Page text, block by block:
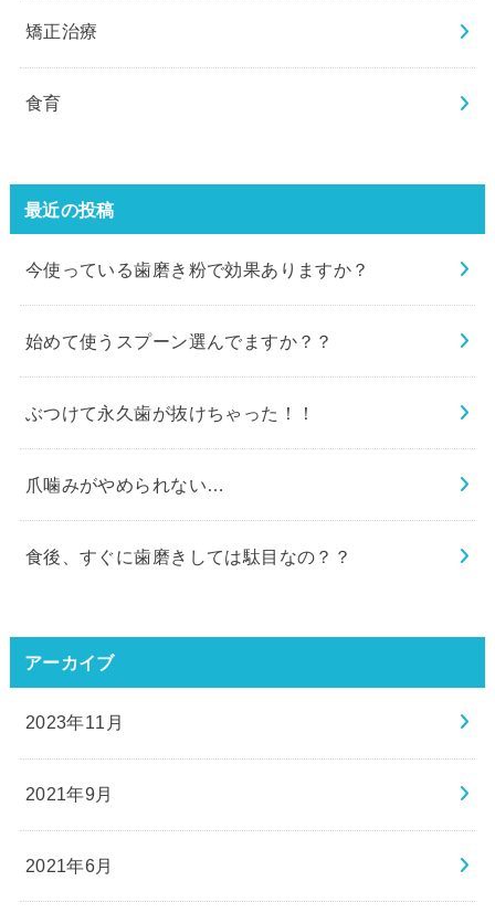
矯正治療
食育
最近の投稿
今使っている歯磨き粉で効果ありますか？
始めて使うスプーン選んでますか？？
ぶつけて永久歯が抜けちゃった！！
爪噛みがやめられない…
食後、すぐに歯磨きしては駄目なの？？
アーカイブ
2023年11月
2021年9月
2021年6月